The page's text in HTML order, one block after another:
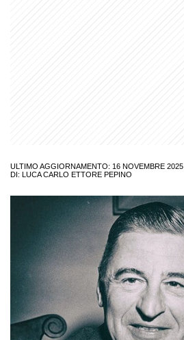
ULTIMO AGGIORNAMENTO: 16 NOVEMBRE 2025
DI: LUCA CARLO ETTORE PEPINO